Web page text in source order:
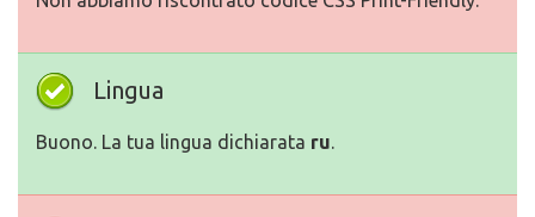
Lingua
Buono. La tua lingua dichiarata ru.